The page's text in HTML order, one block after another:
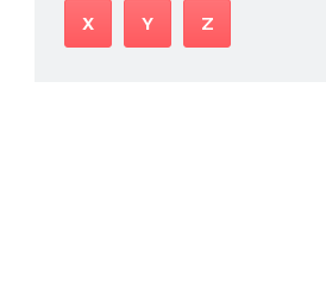
X Y Z